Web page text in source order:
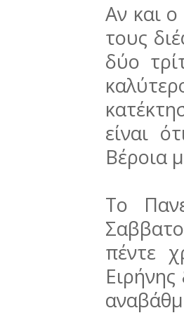
Αν και
τους
δύο
είναι
Βέροια
Το
πέντε
Ειρήνης